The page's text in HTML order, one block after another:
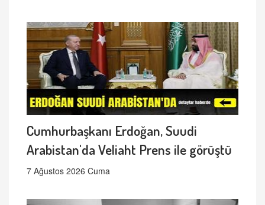
Cumhurbaşkanı Erdoğan, Suudi
Arabistan'da Veliaht Prens ile görüştü
7 Ağustos 2026 Cuma